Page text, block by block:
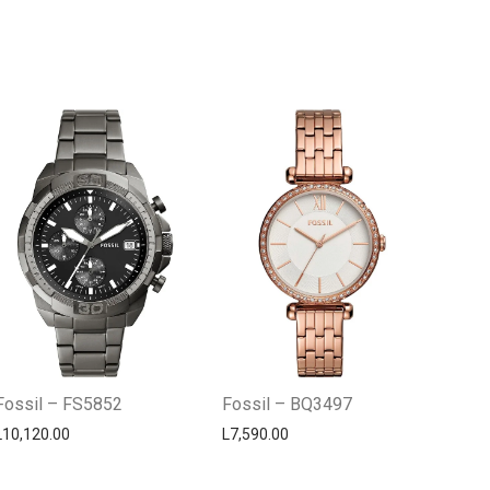
– FS5852
10,120.00
Fossil – BQ3497
L7,590.00
Centro Citizen
Typically replies within a day